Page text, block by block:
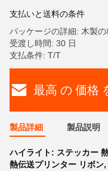
支払いと送料の条件
パッケージの詳細: 木製
受渡し時間: 30 日
支払条件: T/T
最高 の 価格
製品詳細 製品説明
ハイライト: ステッカー
熱伝送プリンター リボン,